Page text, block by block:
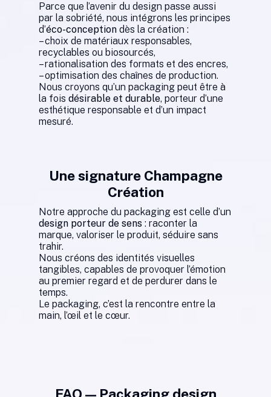
Parce que l’avenir du design passe aussi
par la sobriété, nous intégrons les principes
d’éco-conception dès la création :
– choix de matériaux responsables,
recyclables ou biosourcés,
– rationalisation des formats et des encres,
– optimisation des chaînes de production.
Nous croyons qu’un packaging peut être à
la fois désirable et durable, porteur d’une
esthétique responsable et d’un impact
mesuré.
Une signature Champagne
Création
Notre approche du packaging est celle d’un
design porteur de sens : raconter la
marque, valoriser le produit, séduire sans
trahir.
Nous créons des identités visuelles
tangibles, capables de provoquer l’émotion
au premier regard et de perdurer dans le
temps.
Le packaging, c’est la rencontre entre la
main, l’œil et le cœur.
FAQ — Packaging design